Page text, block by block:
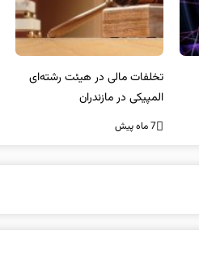
تخلفات مالی در هیئت رشته‌ای
المپیکی در مازندران
7 ماه پیش